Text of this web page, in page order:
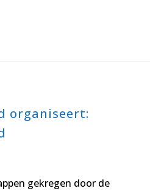
organiseert:
gekregen door de